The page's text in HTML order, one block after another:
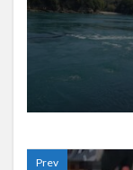
Prev